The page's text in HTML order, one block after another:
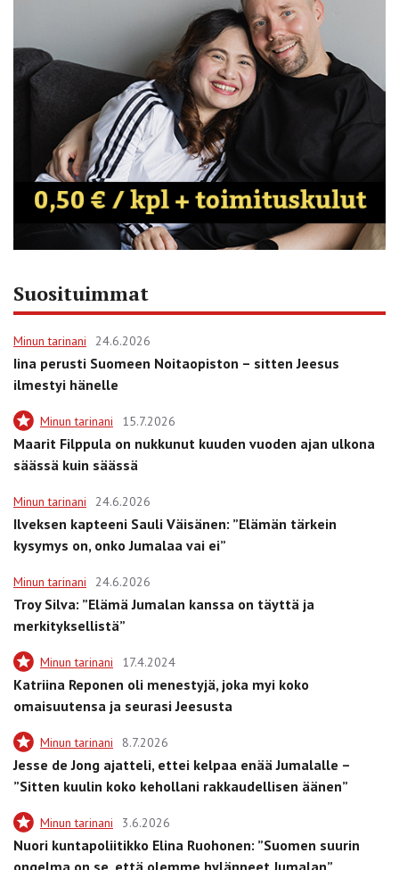
Suosituimmat
Minun tarinani 24.6.2026
Iina perusti Suomeen Noitaopiston – sitten Jeesus
ilmestyi hänelle
Minun tarinani 15.7.2026
Maarit Filppula on nukkunut kuuden vuoden ajan ulkona
säässä kuin säässä
Minun tarinani 24.6.2026
Ilveksen kapteeni Sauli Väisänen: ”Elämän tärkein
kysymys on, onko Jumalaa vai ei”
Minun tarinani 24.6.2026
Troy Silva: ”Elämä Jumalan kanssa on täyttä ja
merkityksellistä”
Minun tarinani 17.4.2024
Katriina Reponen oli menestyjä, joka myi koko
omaisuutensa ja seurasi Jeesusta
Minun tarinani 8.7.2026
Jesse de Jong ajatteli, ettei kelpaa enää Jumalalle –
”Sitten kuulin koko kehollani rakkaudellisen äänen”
Minun tarinani 3.6.2026
Nuori kuntapoliitikko Elina Ruohonen: ”Suomen suurin
ongelma on se, että olemme hylänneet Jumalan”